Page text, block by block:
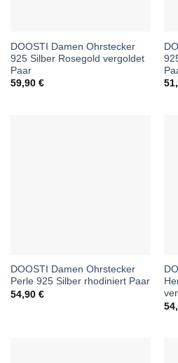
DOOSTI Damen Ohrstecker
925 Silber Rosegold vergoldet
Paar
59,90 €
DOOSTI Damen Ohrstecker
Perle 925 Silber rhodiniert Paar
54,90 €